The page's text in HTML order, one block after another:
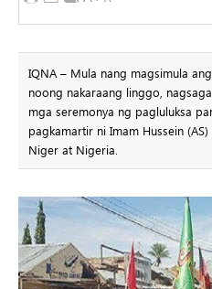
IQNA – Mula nang magsimula
noong nakaraang linggo,
mga seremonya ng pagluluksa
pagkamartir ni Imam Hussein
Niger at Nigeria.